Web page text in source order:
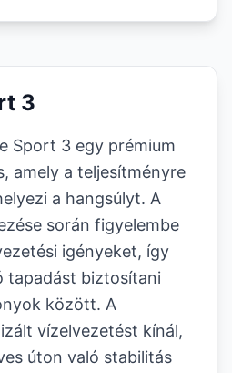
3
Sport 3 egy prémium
amely a teljesítményre
a hangsúlyt. A
során figyelembe
igényeket, így
tapadást biztosítani
között. A
vízelvezetést kínál,
úton való stabilitás